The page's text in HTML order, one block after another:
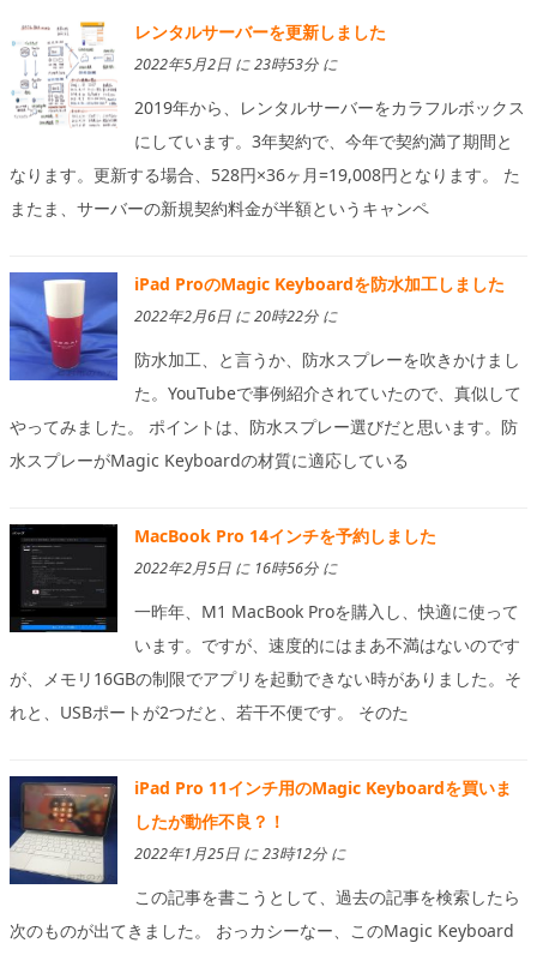
レンタルサーバーを更新しました
2022年5月2日 に 23時53分 に
2019年から、レンタルサーバーをカラフルボックス
にしています。3年契約で、今年で契約満了期間と
なります。更新する場合、528円×36ヶ月=19,008円となります。 た
またま、サーバーの新規契約料金が半額というキャンペ
iPad ProのMagic Keyboardを防水加工しました
2022年2月6日 に 20時22分 に
防水加工、と言うか、防水スプレーを吹きかけまし
た。YouTubeで事例紹介されていたので、真似して
やってみました。 ポイントは、防水スプレー選びだと思います。防
水スプレーがMagic Keyboardの材質に適応している
MacBook Pro 14インチを予約しました
2022年2月5日 に 16時56分 に
一昨年、M1 MacBook Proを購入し、快適に使って
います。ですが、速度的にはまあ不満はないのです
が、メモリ16GBの制限でアプリを起動できない時がありました。そ
れと、USBポートが2つだと、若干不便です。 そのた
iPad Pro 11インチ用のMagic Keyboardを買いま
したが動作不良？！
2022年1月25日 に 23時12分 に
この記事を書こうとして、過去の記事を検索したら
次のものが出てきました。 おっカシーなー、このMagic Keyboard